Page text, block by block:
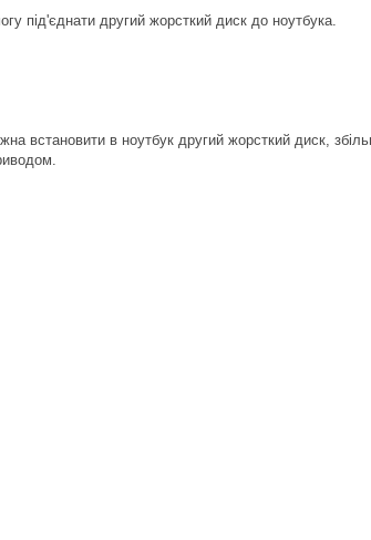
під'єднати другий жорсткий диск до ноутбука.
встановити в ноутбук другий жорсткий диск,